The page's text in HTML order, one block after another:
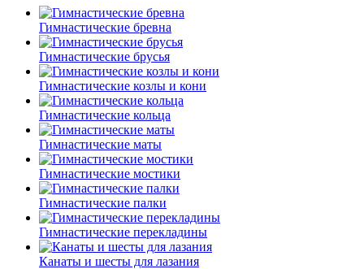
Гимнастические бревна
Гимнастические брусья
Гимнастические козлы и кони
Гимнастические кольца
Гимнастические маты
Гимнастические мостики
Гимнастические палки
Гимнастические перекладины
Канаты и шесты для лазания